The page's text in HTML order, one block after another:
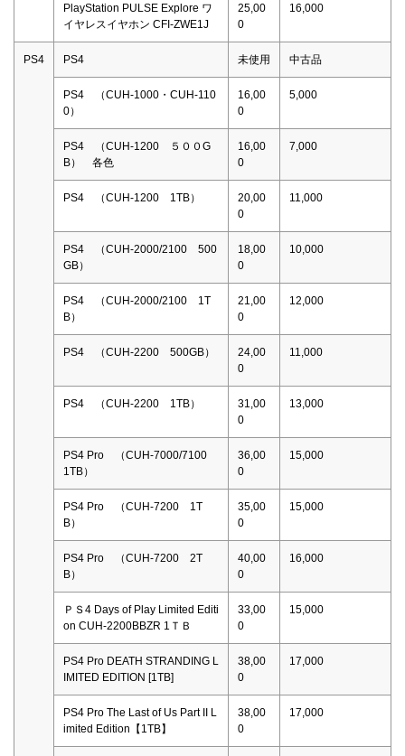
PlayStation PULSE Explore ワ
イヤレスイヤホン CFI-ZWE1J
25,00
0
16,000
PS4 PS4 未使用 中古品
PS4 （CUH-1000・CUH-110
0）
16,00
0
5,000
PS4 （CUH-1200 ５００G
B） 各色
16,00
0
7,000
PS4 （CUH-1200 1TB）
20,00
0
11,000
PS4 （CUH-2000/2100 500
GB）
18,00
0
10,000
PS4 （CUH-2000/2100 1T
B）
21,00
0
12,000
PS4 （CUH-2200 500GB）
24,00
0
11,000
PS4 （CUH-2200 1TB）
31,00
0
13,000
PS4 Pro （CUH-7000/7100
1TB）
36,00
0
15,000
PS4 Pro （CUH-7200 1T
B）
35,00
0
15,000
PS4 Pro （CUH-7200 2T
B）
40,00
0
16,000
ＰＳ4 Days of Play Limited Editi
on CUH-2200BBZR 1ＴＢ
33,00
0
15,000
PS4 Pro DEATH STRANDING L
IMITED EDITION [1TB]
38,00
0
17,000
PS4 Pro The Last of Us Part II L
imited Edition【1TB】
38,00
0
17,000